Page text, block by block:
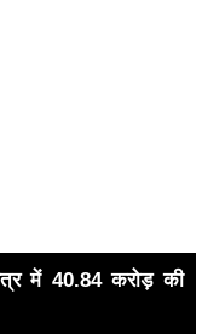
में 40.84 करोड़ की